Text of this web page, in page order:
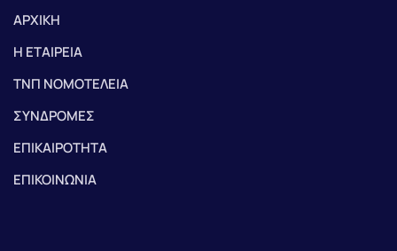
ΑΡΧΙΚΗ
Η ΕΤΑΙΡΕΙΑ
ΤΝΠ ΝΟΜΟΤΕΛΕΙΑ
ΣΥΝΔΡΟΜΕΣ
ΕΠΙΚΑΙΡΟΤΗΤΑ
ΕΠΙΚΟΙΝΩΝΙΑ